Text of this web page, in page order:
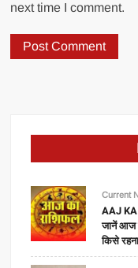
next time I comment.
Current
AAJ
जानें आज
किसे